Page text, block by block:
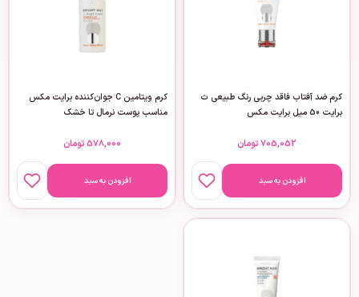
کرم ضد آفتاب فاقد چربی رنگ طبیعی ث
برایت 50 میل برایت مکس
705,052تومان
افزودن به سبد
کرم ویتامین C جوان‌کننده برایت مکس
مناسب پوست نرمال تا خشک
578,000تومان
افزودن به سبد